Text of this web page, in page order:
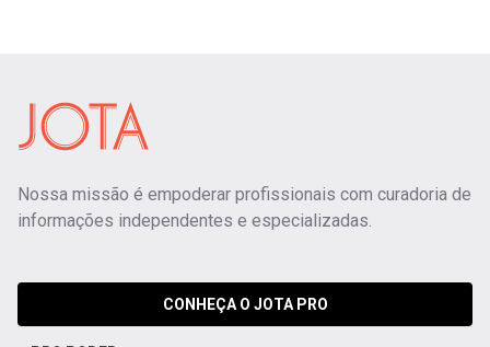
Nossa missão é empoderar profissionais com curadoria de
informações independentes e especializadas.
CONHEÇA O JOTA PRO